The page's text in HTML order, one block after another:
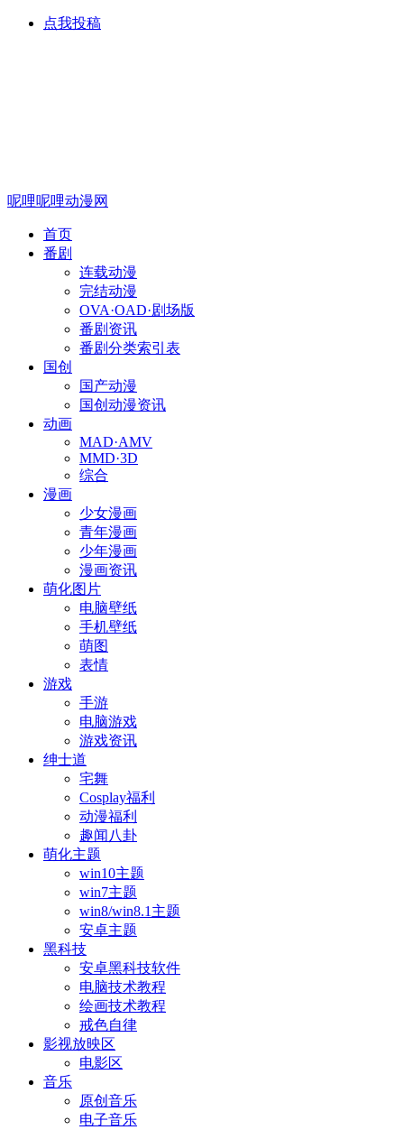
点我投稿
呢哩呢哩动漫网
首页
番剧
连载动漫
完结动漫
OVA·OAD·剧场版
番剧资讯
番剧分类索引表
国创
国产动漫
国创动漫资讯
动画
MAD·AMV
MMD·3D
综合
漫画
少女漫画
青年漫画
少年漫画
漫画资讯
萌化图片
电脑壁纸
手机壁纸
萌图
表情
游戏
手游
电脑游戏
游戏资讯
绅士道
宅舞
Cosplay福利
动漫福利
趣闻八卦
萌化主题
win10主题
win7主题
win8/win8.1主题
安卓主题
黑科技
安卓黑科技软件
电脑技术教程
绘画技术教程
戒色自律
影视放映区
电影区
音乐
原创音乐
电子音乐